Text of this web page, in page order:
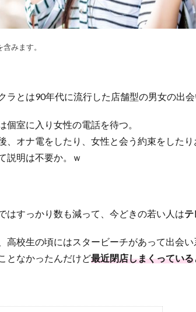
みます。
ラとは90年代に流行した店舗型の男女の出会
個室に入り女性の電話を待つ。
、オナ電をしたり、女性と会う約束をしたり
説明は不要か。ｗ
はすっかり数も減って、今どきの若い人は
高校生の頃にはスタービーチがあって出会
となかったんだけど最近閉店しまくっている